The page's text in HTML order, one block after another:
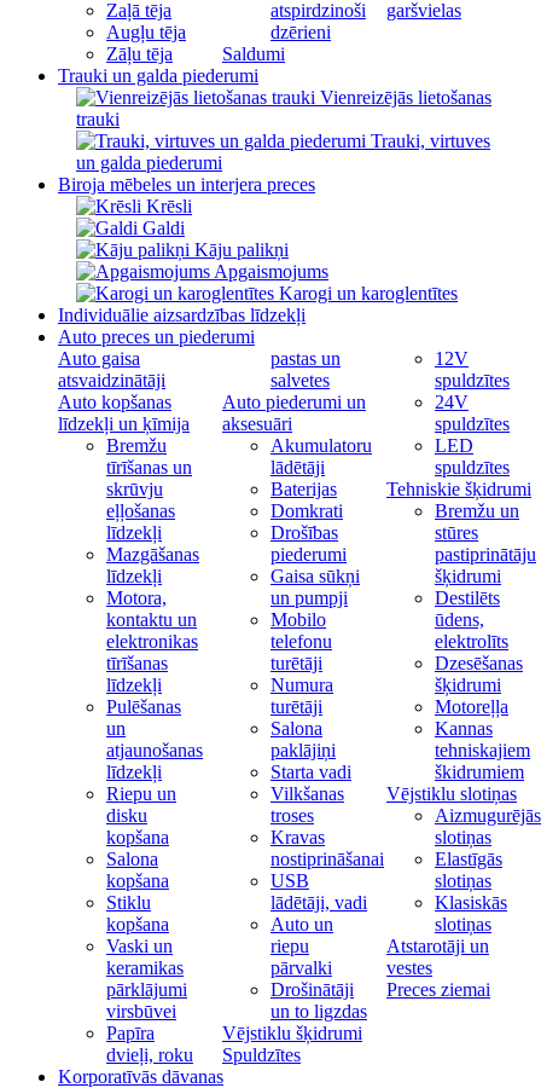
Zaļā tēja
Augļu tēja
Zāļu tēja
atspirdzinoši
dzērieni
Saldumi
garšvielas
Trauki un galda piederumi
Vienreizējās lietošanas
trauki
Trauki, virtuves
un galda piederumi
Biroja mēbeles un interjera preces
Krēsli
Galdi
Kāju palikņi
Apgaismojums
Karogi un karoglentītes
Individuālie aizsardzības līdzekļi
Auto preces un piederumi
Auto gaisa
atsvaidzinātāji
Auto kopšanas
līdzekļi un ķīmija
Bremžu
tīrīšanas un
skrūvju
eļļošanas
līdzekļi
Mazgāšanas
līdzekļi
Motora,
kontaktu un
elektronikas
tīrīšanas
līdzekļi
Pulēšanas
un
atjaunošanas
līdzekļi
Riepu un
disku
kopšana
Salona
kopšana
Stiklu
kopšana
Vaski un
keramikas
pārklājumi
virsbūvei
Papīra
dvieļi, roku
pastas un
salvetes
Auto piederumi un
aksesuāri
Akumulatoru
lādētāji
Baterijas
Domkrati
Drošības
piederumi
Gaisa sūkņi
un pumpji
Mobilo
telefonu
turētāji
Numura
turētāji
Salona
paklājiņi
Starta vadi
Vilkšanas
troses
Kravas
nostiprināšanai
USB
lādētāji, vadi
Auto un
riepu
pārvalki
Drošinātāji
un to ligzdas
Vējstiklu šķidrumi
Spuldzītes
12V
spuldzītes
24V
spuldzītes
LED
spuldzītes
Tehniskie šķidrumi
Bremžu un
stūres
pastiprinātāju
šķidrumi
Destilēts
ūdens,
elektrolīts
Dzesēšanas
šķidrumi
Motoreļļa
Kannas
tehniskajiem
škidrumiem
Vējstiklu slotiņas
Aizmugurējās
slotiņas
Elastīgās
slotiņas
Klasiskās
slotiņas
Atstarotāji un
vestes
Preces ziemai
Korporatīvās dāvanas